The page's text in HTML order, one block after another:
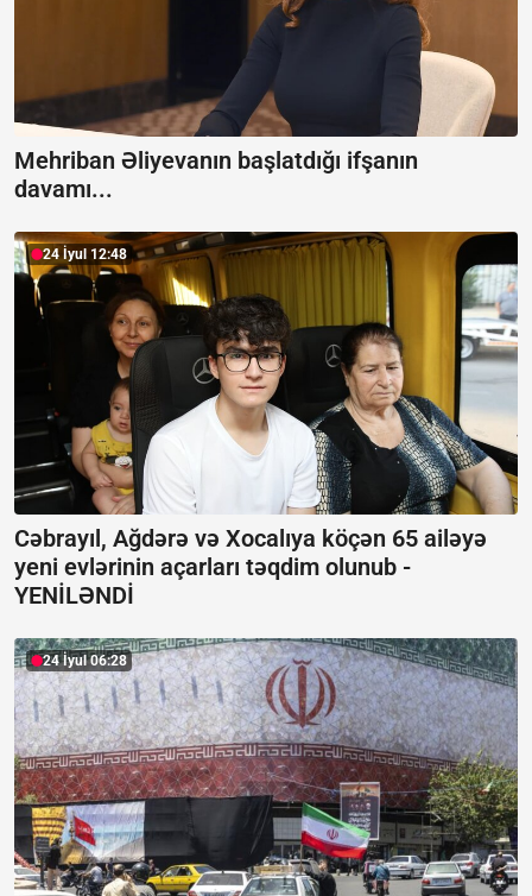
Mehriban Əliyevanın başlatdığı ifşanın
davamı...
24 İyul 12:48
Cəbrayıl, Ağdərə və Xocalıya köçən 65 ailəyə
yeni evlərinin açarları təqdim olunub -
YENİLƏNDİ
24 İyul 06:28